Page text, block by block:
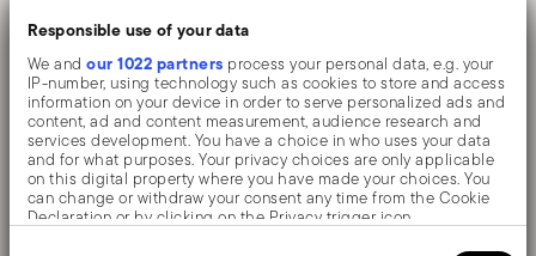
Responsible use of your data
We andour 1022 partners process your personal data, e.g. your
IP-number, using technology such as cookies to store and access
information on your device in order to serve personalized ads and
content, ad and content measurement, audience research and
services development. You have a choice in who uses your data
and for what purposes. Your privacy choices are only applicable
on this digital property where you have made your choices. You
can change or withdraw your consent any time from the Cookie
Declaration or by clicking on the Privacy trigger icon.
into segments,
making website
advertisement more
efficient.
__klarna_sd
k_default-
config
Klarna
This cookie is used
in conjunction with
the payment
Session